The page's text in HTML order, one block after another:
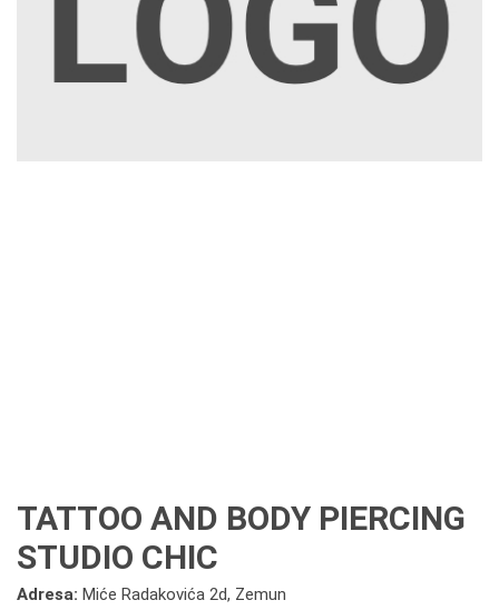
TATTOO AND BODY PIERCING
STUDIO CHIC
Adresa: Miće Radakovića 2d, Zemun